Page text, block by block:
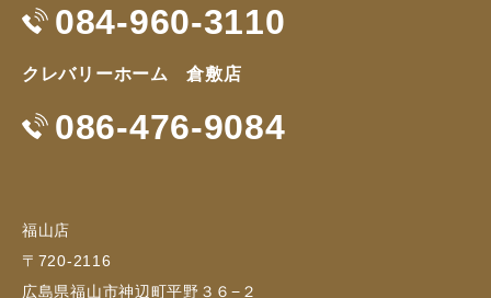
084-960-3110
クレバリーホーム 倉敷店
086-476-9084
福山店
〒720-2116
広島県福山市神辺町平野３６−２